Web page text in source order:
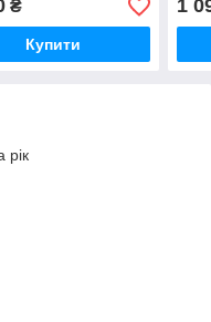
₴
Купити
1
рік